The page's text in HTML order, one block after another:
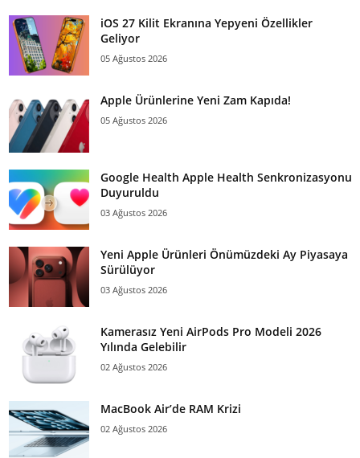
iOS 27 Kilit Ekranına Yepyeni Özellikler
Geliyor
05 Ağustos 2026
Apple Ürünlerine Yeni Zam Kapıda!
05 Ağustos 2026
Google Health Apple Health Senkronizasyonu
Duyuruldu
03 Ağustos 2026
Yeni Apple Ürünleri Önümüzdeki Ay Piyasaya
Sürülüyor
03 Ağustos 2026
Kamerasız Yeni AirPods Pro Modeli 2026
Yılında Gelebilir
02 Ağustos 2026
MacBook Air’de RAM Krizi
02 Ağustos 2026